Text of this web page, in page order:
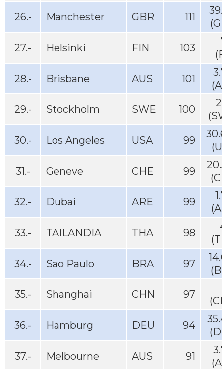
26.- Manchester GBR 111
27.- Helsinki FIN 103
28.- Brisbane AUS 101
29.- Stockholm SWE 100
30.- Los Angeles USA 99
31.- Geneve CHE 99
32.- Dubai ARE 99
33.- TAILANDIA THA 98
34.- Sao Paulo BRA 97
35.- Shanghai CHN 97
36.- Hamburg DEU 94
37.- Melbourne AUS 91